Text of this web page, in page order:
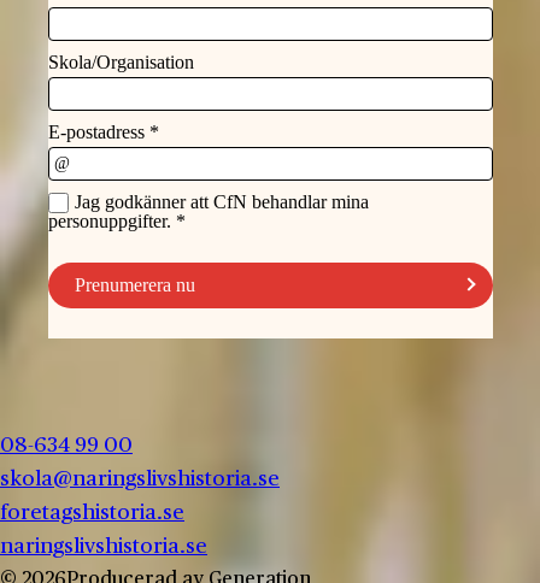
08-634 99 00
skola@naringslivshistoria.se
foretagshistoria.se
naringslivshistoria.se